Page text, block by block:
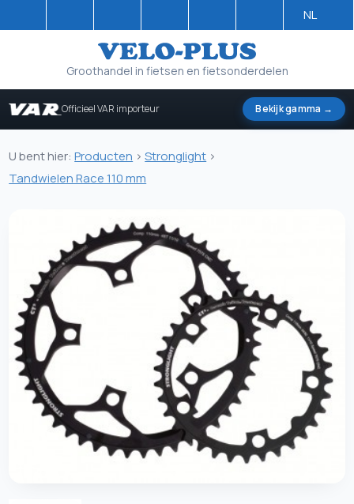
NL
Groothandel in fietsen en fietsonderdelen
Officieel VAR importeur Bekijk gamma →
U bent hier:Producten >Stronglight >
Tandwielen Race 110 mm